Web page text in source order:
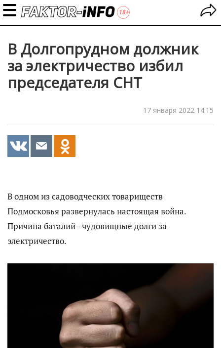
В Долгопрудном должник
за электричество избил
председателя СНТ
17 января 2022 14:15
В одном из садоводческих товариществ
Подмосковья развернулась настоящая война.
Причина баталий - чудовищные долги за
электричество.